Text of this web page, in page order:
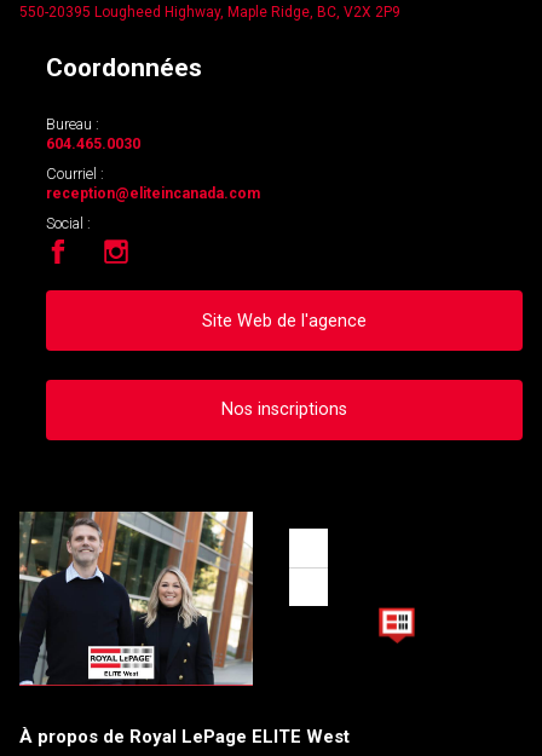
550-20395 Lougheed Highway, Maple Ridge, BC, V2X 2P9
Coordonnées
Bureau :
604.465.0030
Courriel :
reception@eliteincanada.com
Social :
Site Web de l'agence
Nos inscriptions
À propos de Royal LePage ELITE West